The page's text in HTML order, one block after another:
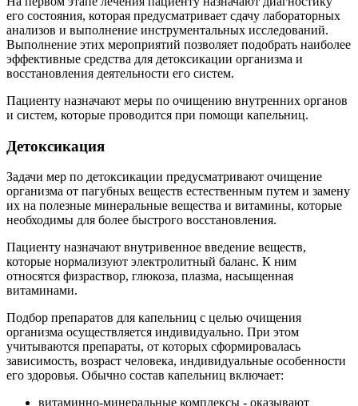
его состояния, которая предусматривает сдачу лабораторных
анализов и выполнение инструментальных исследований.
Выполнение этих мероприятий позволяет подобрать наиболее
эффективные средства для детоксикации организма и
восстановления деятельности его систем.
Пациенту назначают меры по очищению внутренних органов
и систем, которые проводится при помощи капельниц.
Детоксикация
Задачи мер по детоксикации предусматривают очищение
организма от пагубных веществ естественным путем и замену
их на полезные минеральные вещества и витамины, которые
необходимы для более быстрого восстановления.
Пациенту назначают внутривенное введение веществ,
которые нормализуют электролитный баланс. К ним
относятся физраствор, глюкоза, плазма, насыщенная
витаминами.
Подбор препаратов для капельниц с целью очищения
организма осуществляется индивидуально. При этом
учитываются препараты, от которых сформировалась
зависимость, возраст человека, индивидуальные особенности
его здоровья. Обычно состав капельниц включает:
витаминно-минеральные комплексы - оказывают